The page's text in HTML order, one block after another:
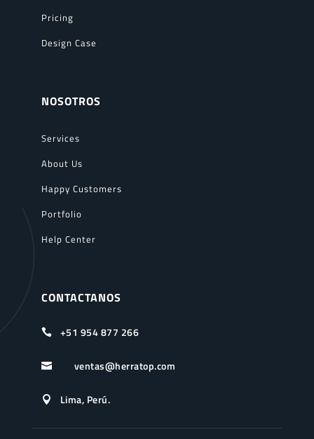
Pricing
Design Case
NOSOTROS
Services
About Us
Happy Customers
Portfolio
Help Center
CONTACTANOS
 +51 954 877 266
 ventas@herratop.com
 Lima, Perú.